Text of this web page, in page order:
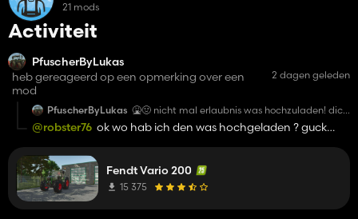
Activiteit
PfuscherByLukas
heb gereageerd op een opmerking over een
mod
2 dagen geleden
PfuscherByLukas 🤮🤢 nicht mal erlaubnis was hochzuladen! dich
sollte man sperren
@robster76 ok wo hab ich den was hochgeladen ? guck
Fendt Vario 200
15 375
21 mods